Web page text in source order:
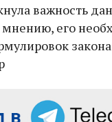
важность
мнению, его
закона